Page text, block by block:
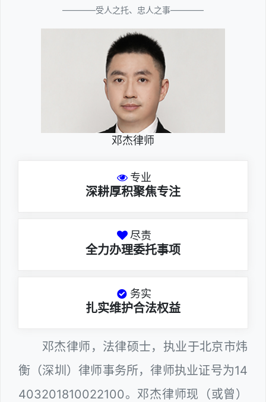
————受人之托、忠人之事————
邓杰律师
专业
深耕厚积聚焦专注
尽责
全力办理委托事项
务实
扎实维护合法权益
邓杰律师，法律硕士，执业于北京市炜
衡（深圳）律师事务所，律师执业证号为14
403201810022100。邓杰律师现（或曾）